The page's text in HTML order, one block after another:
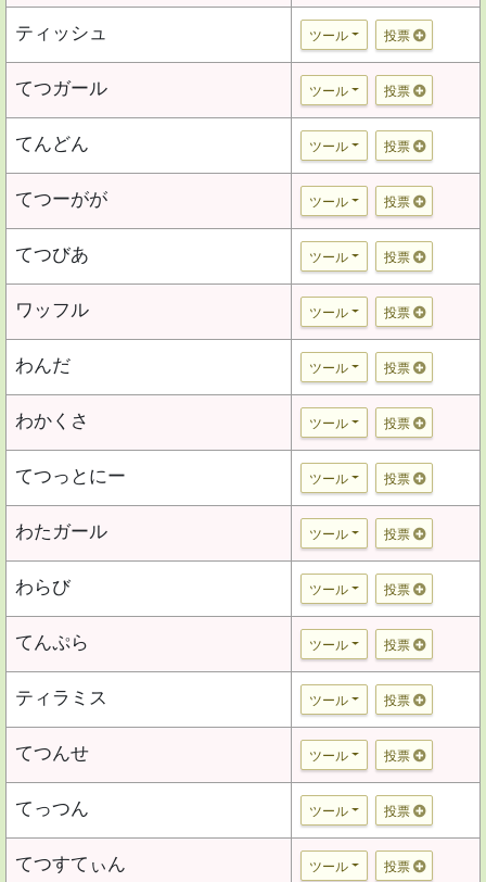
ティッシュ ツール 投票
てつガール ツール 投票
てんどん ツール 投票
てつーがが ツール 投票
てつびあ ツール 投票
ワッフル ツール 投票
わんだ ツール 投票
わかくさ ツール 投票
てつっとにー ツール 投票
わたガール ツール 投票
わらび ツール 投票
てんぷら ツール 投票
ティラミス ツール 投票
てつんせ ツール 投票
てっつん ツール 投票
てつすてぃん ツール 投票